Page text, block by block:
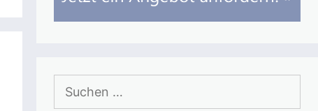
nach: